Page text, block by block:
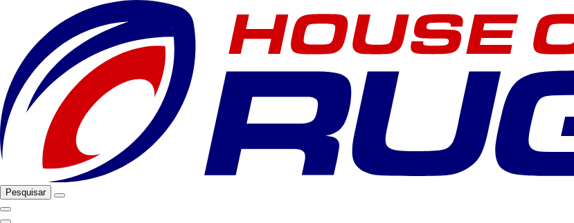
Pesquisar